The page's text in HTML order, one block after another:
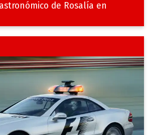
de Rosalía en